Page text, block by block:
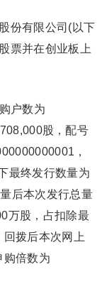
份有限公司(以下
票并在创业板上
户数为
股，配号
，
最终发行数量为
后本次发行总量
万股，占扣除最
拨后本次网上
购倍数为